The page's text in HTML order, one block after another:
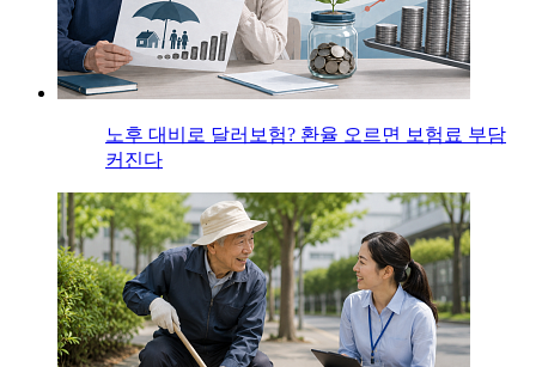
노후 대비로 달러보험? 환율 오르면 보험료 부담
커진다